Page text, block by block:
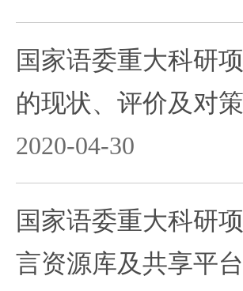
国家语委重大科研
的现状、评价及对
2020-04-30
国家语委重大科研
言资源库及共享平